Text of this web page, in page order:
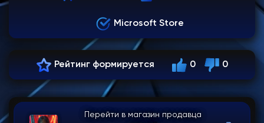
Microsoft Store
Рейтинг формируется 0 0
Перейти в магазин продавца